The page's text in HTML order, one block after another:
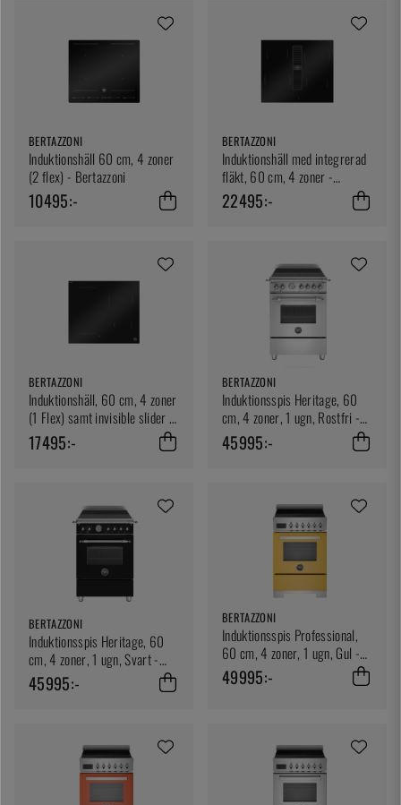
BERTAZZONI
Induktionshäll 60 cm, 4 zoner
(2 flex) - Bertazzoni
10495:-
BERTAZZONI
Induktionshäll med integrerad
fläkt, 60 cm, 4 zoner -
Bertazzoni
22495:-
BERTAZZONI
Induktionshäll, 60 cm, 4 zoner
(1 Flex) samt invisible slider -
Bertazzoni
17495:-
BERTAZZONI
Induktionsspis Heritage, 60
cm, 4 zoner, 1 ugn, Rostfri -
Bertazzoni
45995:-
BERTAZZONI
Induktionsspis Heritage, 60
cm, 4 zoner, 1 ugn, Svart -
Bertazzoni
45995:-
BERTAZZONI
Induktionsspis Professional,
60 cm, 4 zoner, 1 ugn, Gul -
Bertazzoni
49995:-